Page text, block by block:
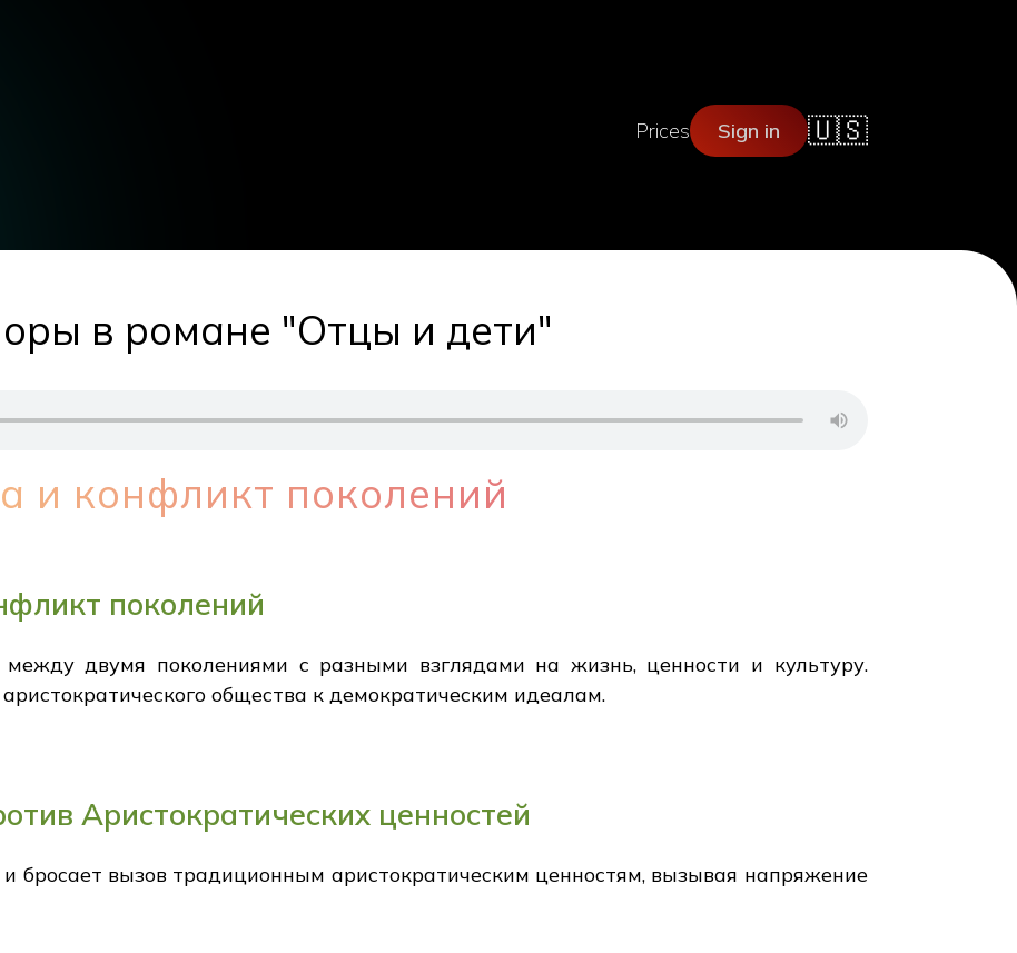
Prices Sign in 🇺🇸
в романе "Отцы и дети"
и конфликт поколений
поколений
двумя поколениями с разными взглядами на жизнь, ценности и культуру.
общества к демократическим идеалам.
Аристократических ценностей
бросает вызов традиционным аристократическим ценностям, вызывая напряжение